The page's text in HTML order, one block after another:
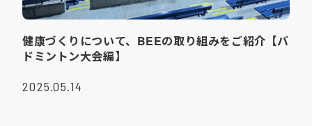
健康づくりについて、BEEの取り組みをご紹介【バ
ドミントン大会編】
2025.05.14